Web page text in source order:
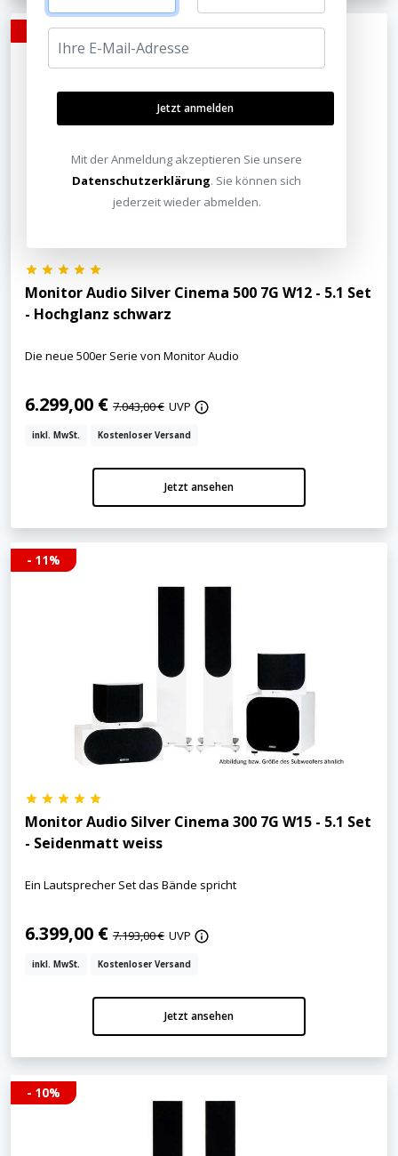
- 11%
Monitor Audio Silver Cinema 500 7G W12 - 5.1 Set
- Hochglanz schwarz
Die neue 500er Serie von Monitor Audio
6.299,00 € 7.043,00 € UVP
inkl. MwSt. Kostenloser Versand
Jetzt ansehen
- 11%
Monitor Audio Silver Cinema 300 7G W15 - 5.1 Set
- Seidenmatt weiss
Ein Lautsprecher Set das Bände spricht
6.399,00 € 7.193,00 € UVP
inkl. MwSt. Kostenloser Versand
Jetzt ansehen
- 10%
Jetzt anmelden
Mit der Anmeldung akzeptieren Sie unsere
Datenschutzerklärung. Sie können sich
jederzeit wieder abmelden.